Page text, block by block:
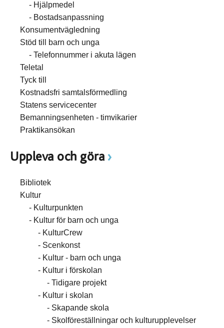
Hjälpmedel
Bostadsanpassning
Konsumentvägledning
Stöd till barn och unga
Telefonnummer i akuta lägen
Teletal
Tyck till
Kostnadsfri samtalsförmedling
Statens servicecenter
Bemanningsenheten - timvikarier
Praktikansökan
Uppleva och göra
Bibliotek
Kultur
Kulturpunkten
Kultur för barn och unga
KulturCrew
Scenkonst
Kultur - barn och unga
Kultur i förskolan
Tidigare projekt
Kultur i skolan
Skapande skola
Skolföreställningar och kulturupplevelser